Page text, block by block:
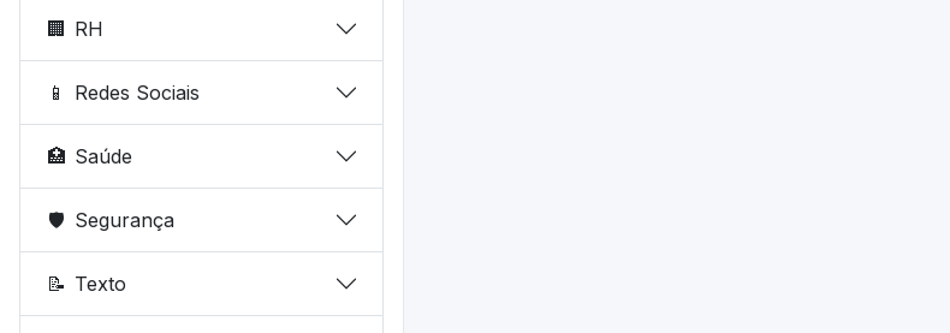
🏢 RH
📱 Redes Sociais
🏥 Saúde
🛡️ Segurança
📝 Texto